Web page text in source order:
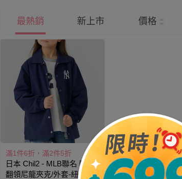
最熱銷 新上市 價格
滿1件6折，滿2件5折
日本 Chil2 - MLB聯名 輕量
翻領尼龍夾克/外套-紐約洋